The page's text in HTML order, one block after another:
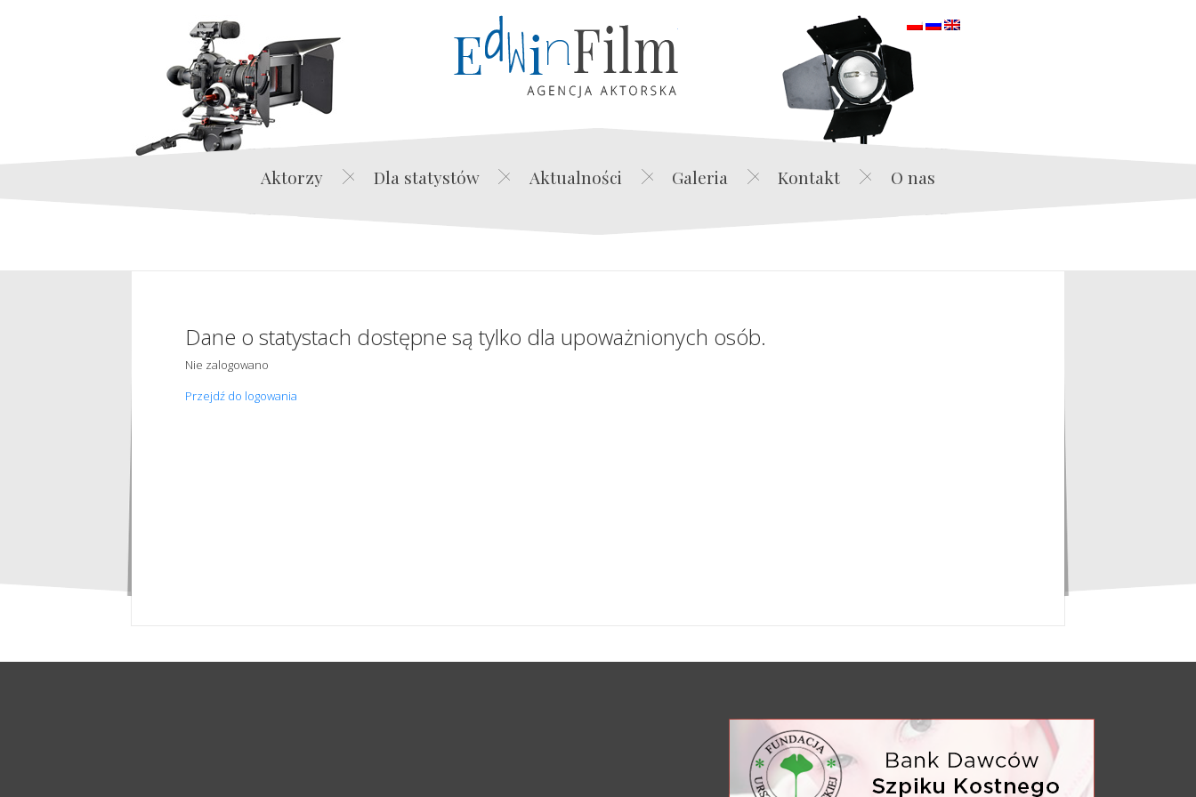
Edwin Film Agencja Aktorska
Aktorzy Dla statystów Aktualności Galeria Kontakt O nas
Dane o statystach dostępne są tylko dla upoważnionych osób.
Nie zalogowano
Przejdź do logowania